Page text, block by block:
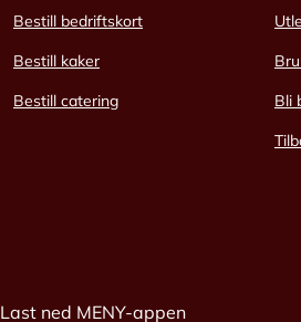
Bestill bedriftskort
Bestill kaker
Bestill catering
Bli
Last ned MENY-appen